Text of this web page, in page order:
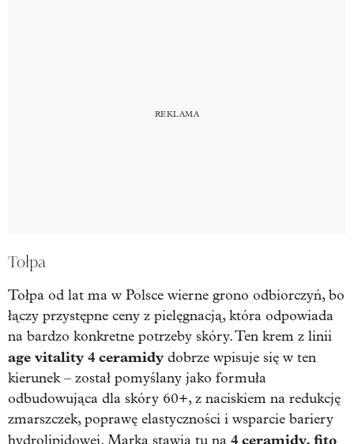
Tołpa
Tołpa od lat ma w Polsce wierne grono odbiorczyń, bo
łączy przystępne ceny z pielęgnacją, która odpowiada
na bardzo konkretne potrzeby skóry. Ten krem z linii
age vitality 4 ceramidy dobrze wpisuje się w ten
kierunek – został pomyślany jako formuła
odbudowująca dla skóry 60+, z naciskiem na redukcję
zmarszczek, poprawę elastyczności i wsparcie bariery
hydrolipidowej. Marka stawia tu na 4 ceramidy, fito